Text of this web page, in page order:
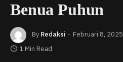
Benua Puhun
By Redaksi Februari 8, 2025
1 Min Read